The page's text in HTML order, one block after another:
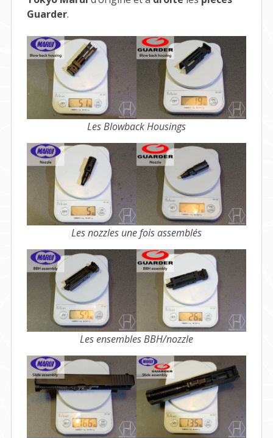
Guarder.
Les Blowback Housings
Les nozzles une fois assemblés
Les ensembles BBH/nozzle